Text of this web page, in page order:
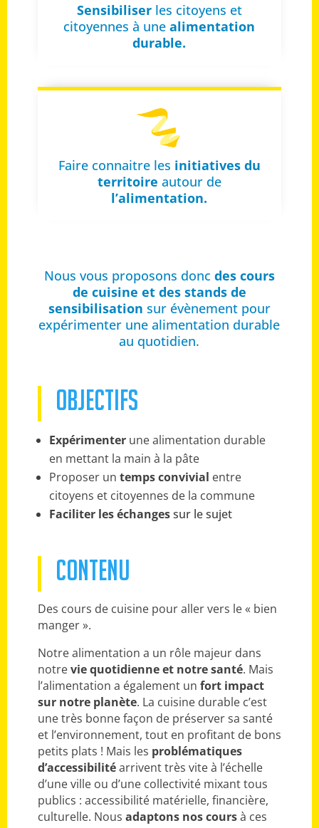
Sensibiliserles citoyens et
citoyennes à unealimentation
durable.
Faire connaitre les initiatives du
territoire autour de
l’alimentation.
Nous vous proposons donc des cours
de cuisine et des stands de
sensibilisation sur évènement pour
expérimenter une alimentation durable
au quotidien.
OBJECTIFS
Expérimenterune alimentation durable
en mettant la main à la pâte
Proposer un temps convivial entre
citoyens et citoyennes de la commune
Faciliter les échangessur le sujet
CONTENU
Des cours de cuisine pour aller vers le « bien
manger ».
Notre alimentation a un rôle majeur dans
notrevie quotidienne et notre santé. Mais
l’alimentation a également un fort impact
sur notre planète. La cuisine durable c’est
une très bonne façon de préserver sa santé
et l’environnement, tout en profitant de bons
petits plats ! Mais les problématiques
d’accessibilitéarrivent très vite à l’échelle
d’une ville ou d’une collectivité mixant tous
publics : accessibilité matérielle, financière,
culturelle. Nous adaptons nos coursà ces